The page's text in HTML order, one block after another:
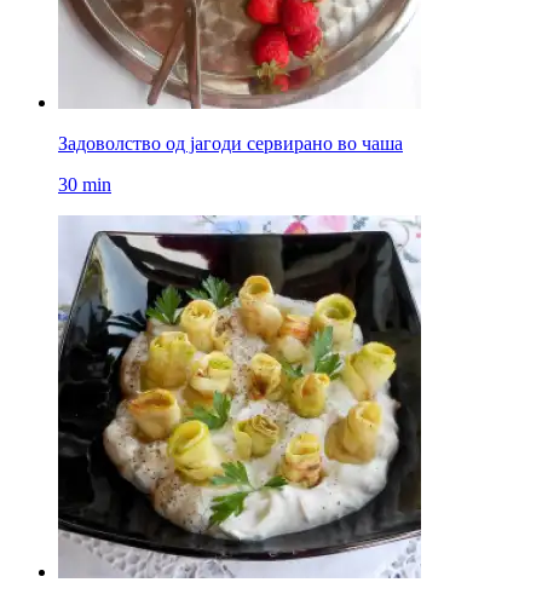
Задоволство од јагоди сервирано во чаша
30 min